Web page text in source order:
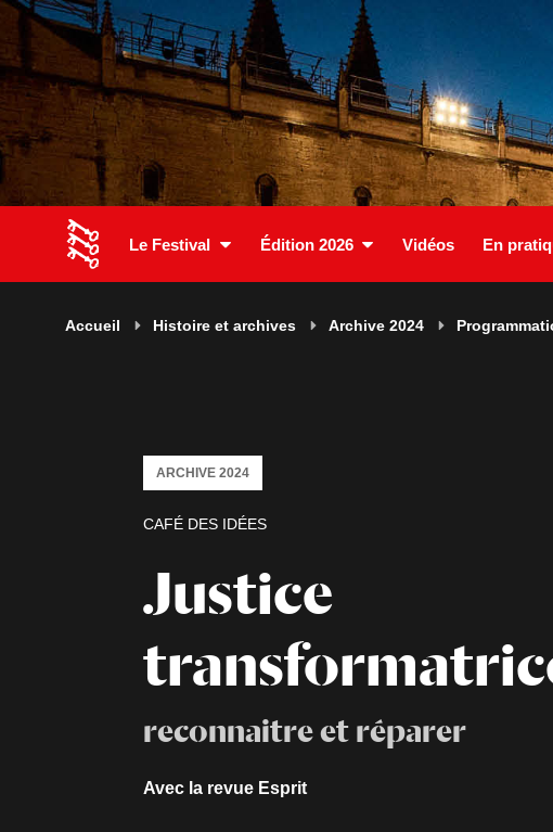
Le Festival Édition 2026 Vidéos En
Accueil Histoire et archives Archive 2024
Justice
reconnaitre et réparer
CAFÉ DES IDÉES
ARCHIVE 2024
Avec la revue Esprit